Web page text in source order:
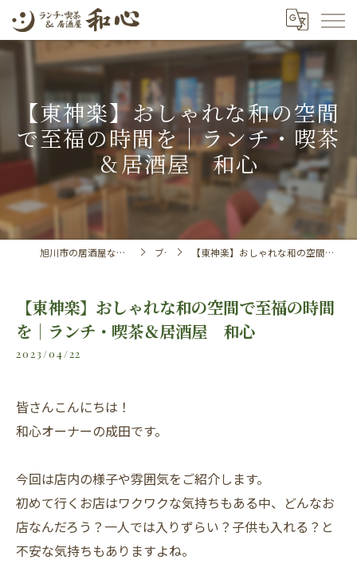
【東神楽】おしゃれな和の空間
で至福の時間を｜ランチ・喫茶
＆居酒屋 和心
旭川市の居酒屋ならランチ・喫茶＆居酒屋 和心 ブログ 【東神楽】おしゃれな和の空間で至福の時間を｜ランチ・喫茶＆居酒屋 和心
【東神楽】おしゃれな和の空間で至福の時間
を｜ランチ・喫茶＆居酒屋 和心
2023/04/22
皆さんこんにちは！
和心オーナーの成田です。
今回は店内の様子や雰囲気をご紹介します。
初めて行くお店はワクワクな気持ちもある中、どんなお
店なんだろう？一人では入りずらい？子供も入れる？と
不安な気持ちもありますよね。